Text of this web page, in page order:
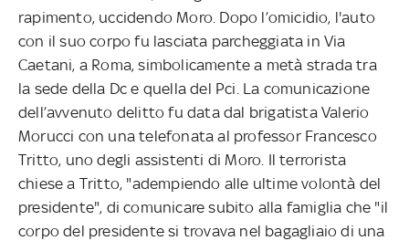
rapimento, uccidendo Moro. Dopo l’omicidio, l'auto
con il suo corpo fu lasciata parcheggiata in Via
Caetani, a Roma, simbolicamente a metà strada tra
la sede della Dc e quella del Pci. La comunicazione
dell’avvenuto delitto fu data dal brigatista Valerio
Morucci con una telefonata al professor Francesco
Tritto, uno degli assistenti di Moro. Il terrorista
chiese a Tritto, "adempiendo alle ultime volontà del
presidente", di comunicare subito alla famiglia che "il
corpo del presidente si trovava nel bagagliaio di una